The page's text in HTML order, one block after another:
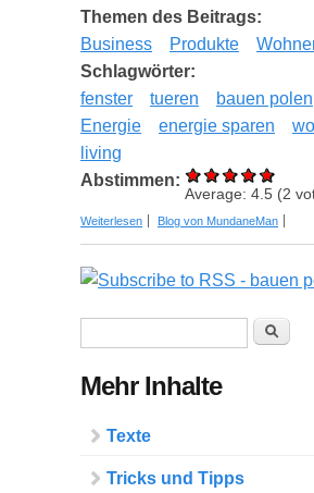
Themen des Beitrags:
Business
Produkte
Schlagwörter:
fenster
tueren
bauen polen
Energie
energie sparen
living
Abstimmen:
Average: 4.5 (2
Weiterlesen über Fenster und Türen aus
Blog von MundaneMan
Suche
Mehr Inhalte
Texte
Tricks und Tipps